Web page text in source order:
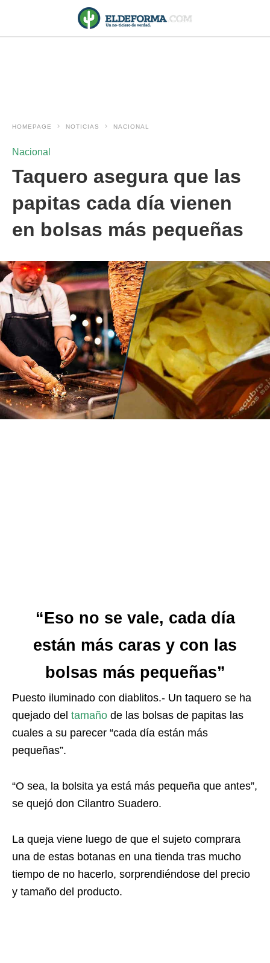
HOMEPAGE NOTICIAS NACIONAL
Nacional
Taquero asegura que las
papitas cada día vienen
en bolsas más pequeñas
“Eso no se vale, cada día
están más caras y con las
bolsas más pequeñas”
Puesto iluminado con diablitos.- Un taquero se ha
quejado del tamaño de las bolsas de papitas las
cuales a su parecer “cada día están más
pequeñas”.
“O sea, la bolsita ya está más pequeña que antes”,
se quejó don Cilantro Suadero.
La queja viene luego de que el sujeto comprara
una de estas botanas en una tienda tras mucho
tiempo de no hacerlo, sorprendiéndose del precio
y tamaño del producto.